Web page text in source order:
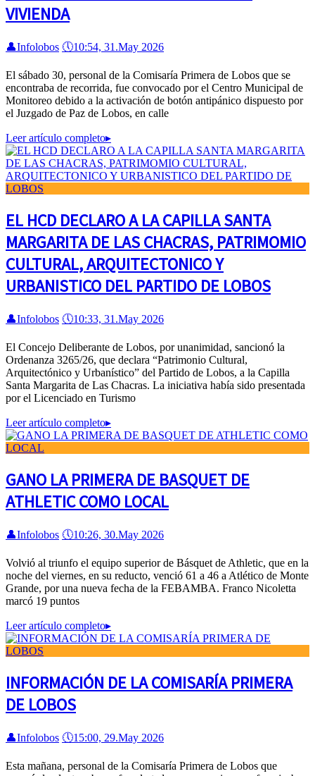
VIVIENDA
👤Infolobos 🕔10:54, 31.May 2026
El sábado 30, personal de la Comisaría Primera de Lobos que se
encontraba de recorrida, fue convocado por el Centro Municipal de
Monitoreo debido a la activación de botón antipánico dispuesto por
el Juzgado de Paz de Lobos, en calle
Leer artículo completo▸
EL HCD DECLARO A LA CAPILLA SANTA
MARGARITA DE LAS CHACRAS, PATRIMOMIO
CULTURAL, ARQUITECTONICO Y
URBANISTICO DEL PARTIDO DE LOBOS
👤Infolobos 🕔10:33, 31.May 2026
El Concejo Deliberante de Lobos, por unanimidad, sancionó la
Ordenanza 3265/26, que declara “Patrimonio Cultural,
Arquitectónico y Urbanístico” del Partido de Lobos, a la Capilla
Santa Margarita de Las Chacras. La iniciativa había sido presentada
por el Licenciado en Turismo
Leer artículo completo▸
GANO LA PRIMERA DE BASQUET DE
ATHLETIC COMO LOCAL
👤Infolobos 🕔10:26, 30.May 2026
Volvió al triunfo el equipo superior de Básquet de Athletic, que en la
noche del viernes, en su reducto, venció 61 a 46 a Atlético de Monte
Grande, por una nueva fecha de la FEBAMBA. Franco Nicoletta
marcó 19 puntos
Leer artículo completo▸
INFORMACIÓN DE LA COMISARÍA PRIMERA
DE LOBOS
👤Infolobos 🕔15:00, 29.May 2026
Esta mañana, personal de la Comisaría Primera de Lobos que